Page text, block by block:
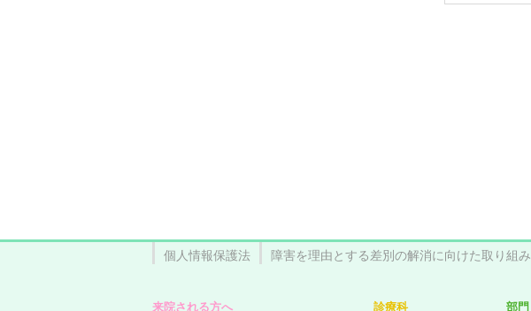
個人情報保護法 障害を理由とする差別の解消に向けた取り組み
来院される方へ
診療科
部門